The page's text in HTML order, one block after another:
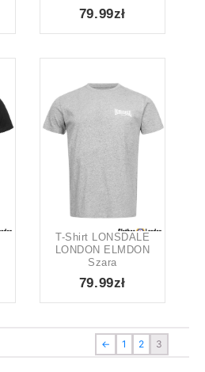
79.99zł
T-Shirt LONSDALE
LONDON ELMDON
Szara
79.99zł
← 1 2 3